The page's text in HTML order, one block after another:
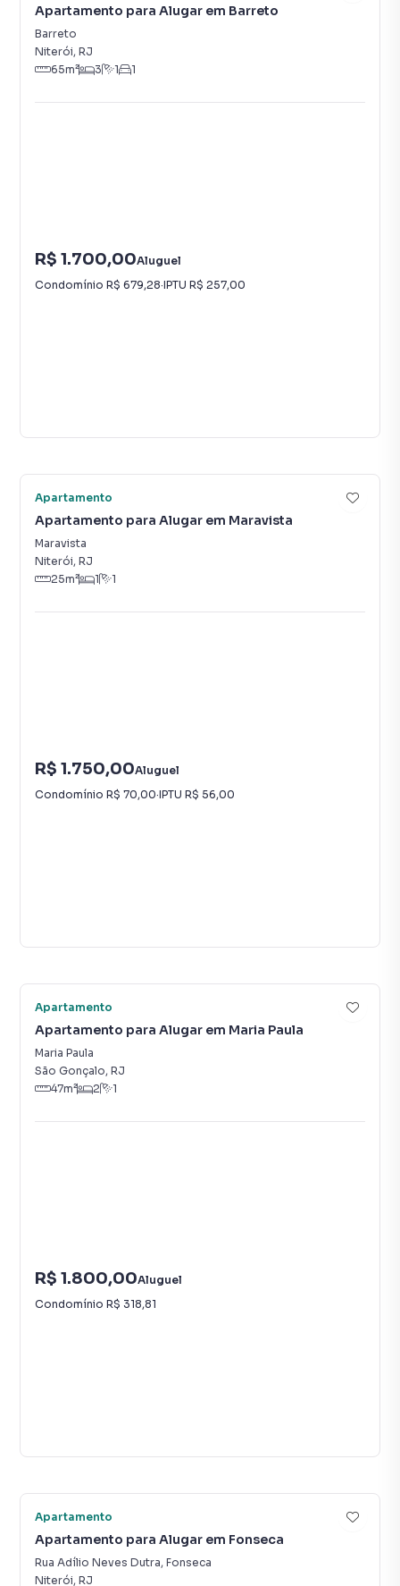
Apartamento para Alugar em Barreto
Barreto
Niterói, RJ
65m² 3 1 1
R$ 1.700,00Aluguel
Condomínio R$ 679,28·IPTU R$ 257,00
Apartamento
Apartamento para Alugar em Maravista
Maravista
Niterói, RJ
25m² 1 1
R$ 1.750,00Aluguel
Condomínio R$ 70,00·IPTU R$ 56,00
Apartamento
Apartamento para Alugar em Maria Paula
Maria Paula
São Gonçalo, RJ
47m² 2 1
R$ 1.800,00Aluguel
Condomínio R$ 318,81
Apartamento
Apartamento para Alugar em Fonseca
Rua Adílio Neves Dutra, Fonseca
Niterói, RJ